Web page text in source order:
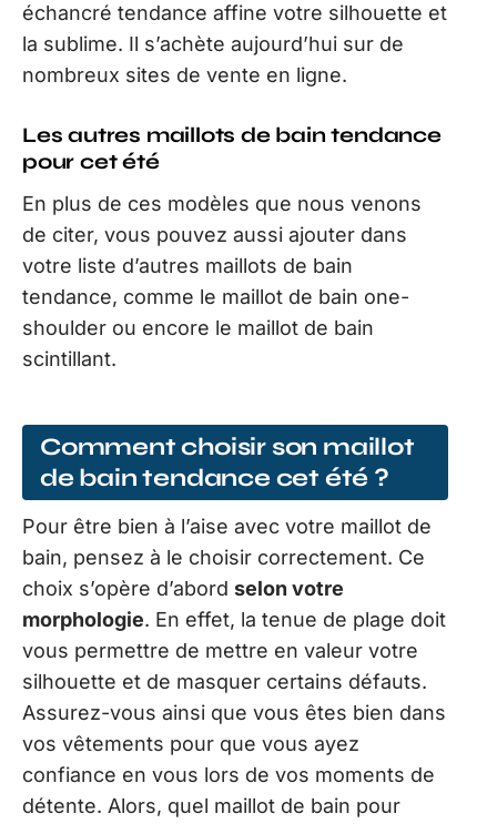
échancré tendance affine votre silhouette et
la sublime. Il s’achète aujourd’hui sur de
nombreux sites de vente en ligne.
Les autres maillots de bain tendance
pour cet été
En plus de ces modèles que nous venons
de citer, vous pouvez aussi ajouter dans
votre liste d’autres maillots de bain
tendance, comme le maillot de bain one-
shoulder ou encore le maillot de bain
scintillant.
Comment choisir son maillot
de bain tendance cet été ?
Pour être bien à l’aise avec votre maillot de
bain, pensez à le choisir correctement. Ce
choix s’opère d’abord selon votre
morphologie. En effet, la tenue de plage doit
vous permettre de mettre en valeur votre
silhouette et de masquer certains défauts.
Assurez-vous ainsi que vous êtes bien dans
vos vêtements pour que vous ayez
confiance en vous lors de vos moments de
détente. Alors, quel maillot de bain pour